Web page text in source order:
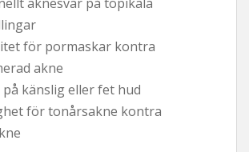
för pormaskar kontra
akne
på känslig eller fet hud
för tonårsakne kontra